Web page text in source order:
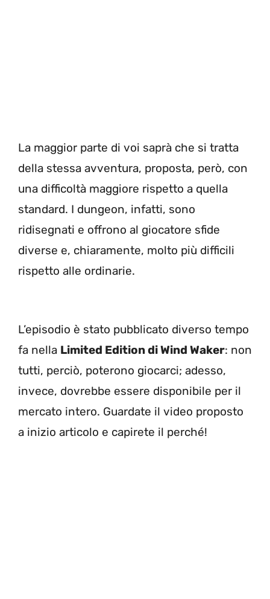
La maggior parte di voi saprà che si tratta
della stessa avventura, proposta, però, con
una difficoltà maggiore rispetto a quella
standard. I dungeon, infatti, sono
ridisegnati e offrono al giocatore sfide
diverse e, chiaramente, molto più difficili
rispetto alle ordinarie.
L’episodio è stato pubblicato diverso tempo
fa nella Limited Edition di Wind Waker: non
tutti, perciò, poterono giocarci; adesso,
invece, dovrebbe essere disponibile per il
mercato intero. Guardate il video proposto
a inizio articolo e capirete il perché!